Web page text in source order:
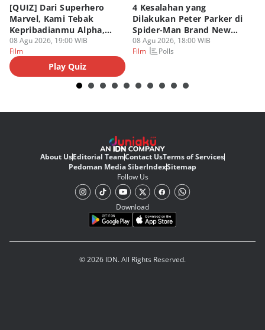
[QUIZ] Dari Superhero
Marvel, Kami Tebak
Kepribadianmu Alpha,
Beta, atau Omega
08 Agu 2026, 19:00 WIB
Film
Play Quiz
4 Kesalahan yang
Dilakukan Peter Parker di
Spider-Man Brand New
Day
08 Agu 2026, 18:00 WIB
Film
Polls
About UsEditorial TeamContact UsTerms of Services
Pedoman Media SiberIndexSitemap
Follow Us
Download
© 2026 IDN. All Rights Reserved.